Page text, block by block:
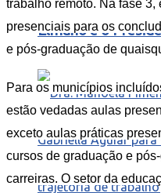
Elmano e o
trabalho remoto. Na fase
presenciais para os
e pós-graduação de
Para os municípios
estão vedadas aulas
exceto aulas práticas
cursos de graduação e
carreiras. O setor da